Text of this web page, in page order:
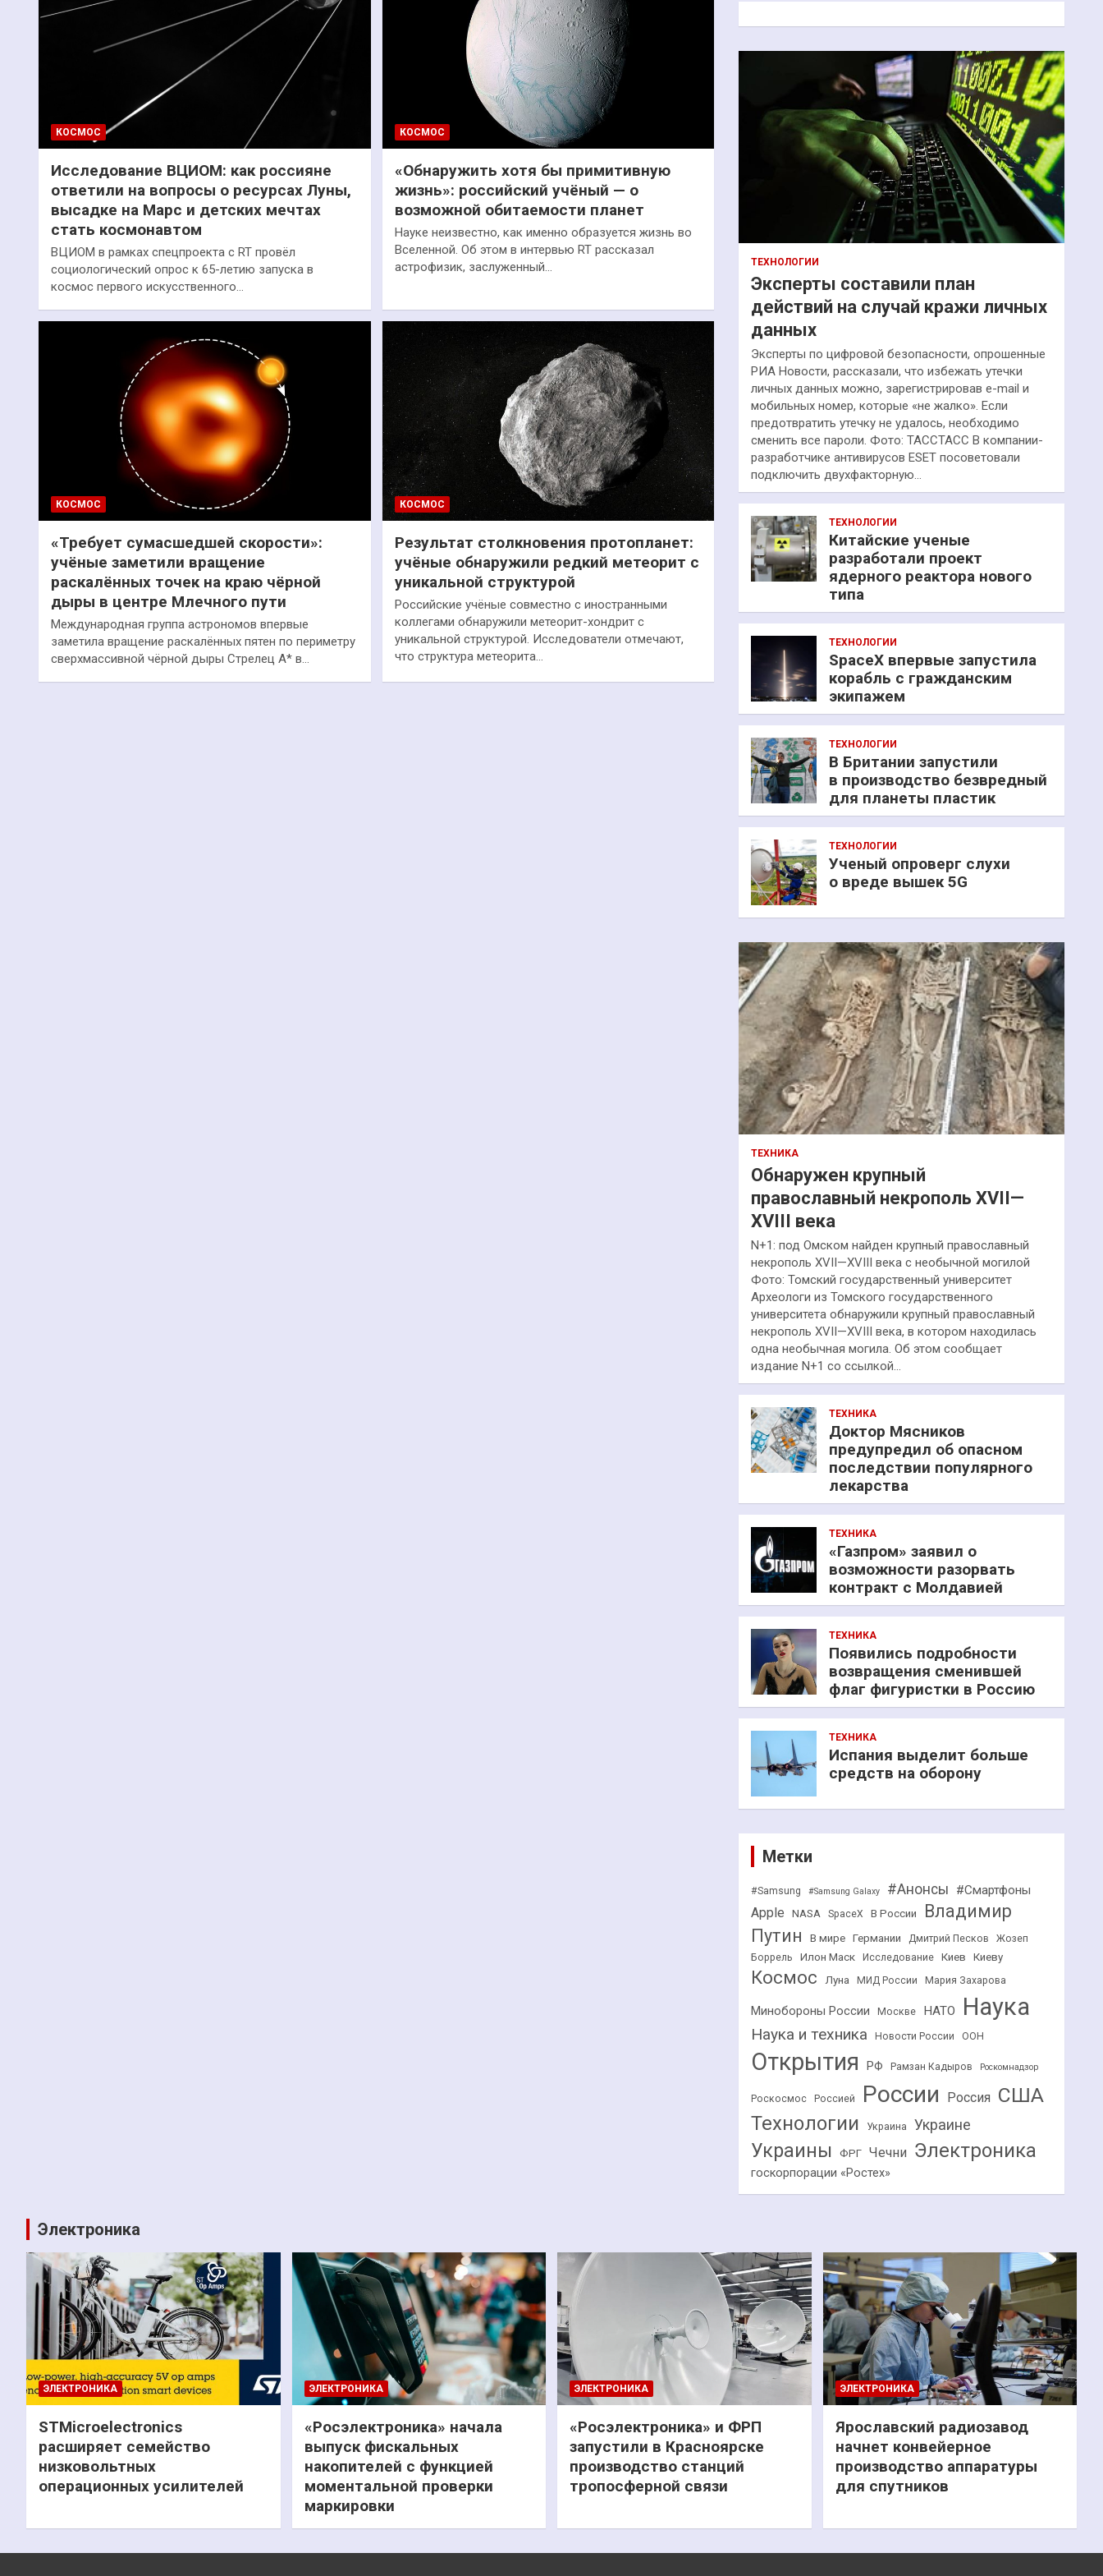
КОСМОС
Исследование ВЦИОМ: как россияне
ответили на вопросы о ресурсах Луны,
высадке на Марс и детских мечтах
стать космонавтом
ВЦИОМ в рамках спецпроекта с RT провёл
социологический опрос к 65-летию запуска в
космос первого искусственного…
КОСМОС
«Обнаружить хотя бы примитивную
жизнь»: российский учёный — о
возможной обитаемости планет
Науке неизвестно, как именно образуется жизнь во
Вселенной. Об этом в интервью RT рассказал
астрофизик, заслуженный…
КОСМОС
«Требует сумасшедшей скорости»:
учёные заметили вращение
раскалённых точек на краю чёрной
дыры в центре Млечного пути
Международная группа астрономов впервые
заметила вращение раскалённых пятен по периметру
сверхмассивной чёрной дыры Стрелец А* в…
КОСМОС
Результат столкновения протопланет:
учёные обнаружили редкий метеорит с
уникальной структурой
Российские учёные совместно с иностранными
коллегами обнаружили метеорит-хондрит с
уникальной структурой. Исследователи отмечают,
что структура метеорита…
к
ТЕХНОЛОГИИ
Эксперты составили план
действий на случай кражи личных
данных
Эксперты по цифровой безопасности, опрошенные
РИА Новости, рассказали, что избежать утечки
личных данных можно, зарегистрировав e-mail и
мобильных номер, которые «не жалко». Если
предотвратить утечку не удалось, необходимо
сменить все пароли. Фото: ТАССТАСС В компании-
разработчике антивирусов ESET посоветовали
подключить двухфакторную…
ТЕХНОЛОГИИ
Китайские ученые
разработали проект
ядерного реактора нового
типа
ТЕХНОЛОГИИ
SpaceX впервые запустила
корабль с гражданским
экипажем
ТЕХНОЛОГИИ
В Британии запустили
в производство безвредный
для планеты пластик
ТЕХНОЛОГИИ
Ученый опроверг слухи
о вреде вышек 5G
ТЕХНИКА
Обнаружен крупный
православный некрополь XVII—
XVIII века
N+1: под Омском найден крупный православный
некрополь XVII—XVIII века с необычной могилой
Фото: Томский государственный университет
Археологи из Томского государственного
университета обнаружили крупный православный
некрополь XVII—XVIII века, в котором находилась
одна необычная могила. Об этом сообщает
издание N+1 со ссылкой…
ТЕХНИКА
Доктор Мясников
предупредил об опасном
последствии популярного
лекарства
ТЕХНИКА
«Газпром» заявил о
возможности разорвать
контракт с Молдавией
ТЕХНИКА
Появились подробности
возвращения сменившей
флаг фигуристки в Россию
ТЕХНИКА
Испания выделит больше
средств на оборону
Метки
#Samsung #Samsung Galaxy #Анонсы #Смартфоны
Apple NASA SpaceX В России
Владимир
Путин
В мире Германии Дмитрий Песков
Жозеп
Боррель
Илон Маск Исследование Киев Киеву
Космос Луна МИД России Мария Захарова
Минобороны России Москве НАТО Наука
Наука и техника Новости России ООН
Открытия РФ Рамзан Кадыров Роскомнадзор
Роскосмос Россией России Россия США
Технологии Украина Украине
Украины ФРГ Чечни Электроника
госкорпорации «Ростех»
Электроника
ЭЛЕКТРОНИКА
STMicroelectronics
расширяет семейство
низковольтных
операционных усилителей
ЭЛЕКТРОНИКА
«Росэлектроника» начала
выпуск фискальных
накопителей с функцией
моментальной проверки
маркировки
ЭЛЕКТРОНИКА
«Росэлектроника» и ФРП
запустили в Красноярске
производство станций
тропосферной связи
ЭЛЕКТРОНИКА
Ярославский радиозавод
начнет конвейерное
производство аппаратуры
для спутников